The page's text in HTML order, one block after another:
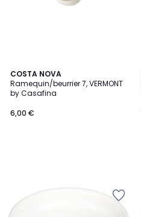
COSTA NOVA
Ramequin/beurrier 7, VERMONT
by Casafina
6,00 €